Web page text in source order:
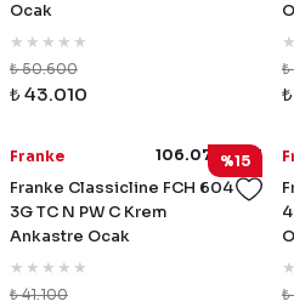
Ocak
₺ 50.600
₺ 43.010
%15
Franke 106.0739.521
Franke Classicline FCH 604
3G TC N PW C Krem
Ankastre Ocak
₺ 41.100 ₺